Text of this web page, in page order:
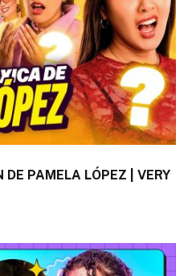
DE PAMELA LÓPEZ | VERY